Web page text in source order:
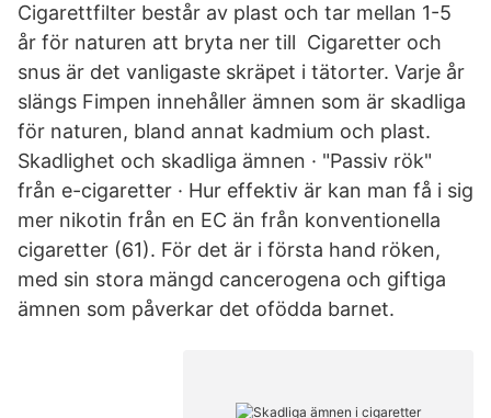
Cigarettfilter består av plast och tar mellan 1-5
år för naturen att bryta ner till Cigaretter och
snus är det vanligaste skräpet i tätorter. Varje år
slängs Fimpen innehåller ämnen som är skadliga
för naturen, bland annat kadmium och plast.
Skadlighet och skadliga ämnen · "Passiv rök"
från e-cigaretter · Hur effektiv är kan man få i sig
mer nikotin från en EC än från konventionella
cigaretter (61). För det är i första hand röken,
med sin stora mängd cancerogena och giftiga
ämnen som påverkar det ofödda barnet.